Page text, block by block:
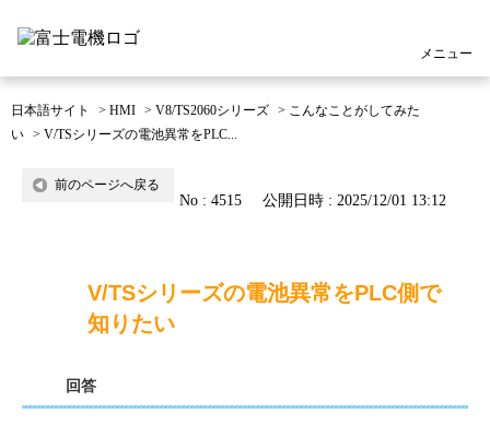
メニュー
日本語サイト > HMI > V8/TS2060シリーズ > こんなことがしてみた
い > V/TSシリーズの電池異常をPLC...
前のページへ戻る
No : 4515 公開日時 : 2025/12/01 13:12
V/TSシリーズの電池異常をPLC側で
知りたい
回答